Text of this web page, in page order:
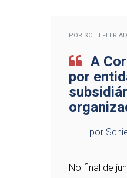
POR SCHIEFLER
A
por
por
No final de